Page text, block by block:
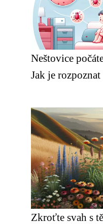
Neštovice
Jak je rozpoznat
Zkroťte svah s